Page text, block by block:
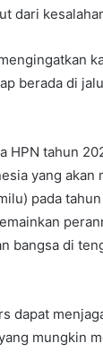
dari
berada di
HPN tahun
yang akan
pada
bangsa di
dapat
mungkin